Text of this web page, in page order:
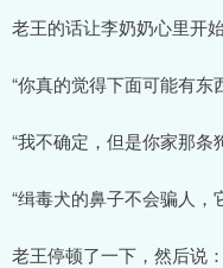
老王的话让李奶奶心里开始
“你真的觉得下面可能有东
“我不确定，但是你家那条
“缉毒犬的鼻子不会骗人，
老王停顿了一下，然后说：